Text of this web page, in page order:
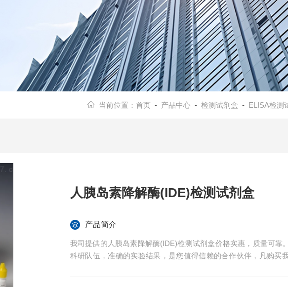
当前位置： 首页 - 产品中心- 检测试剂盒 - ELISA检测
人胰岛素降解酶(IDE)检测试剂盒
产品简介
我司提供的人胰岛素降解酶(IDE)检测试剂盒价格实惠，质量可靠
科研队伍，准确的实验结果，是您值得信赖的合作伙伴，凡购买